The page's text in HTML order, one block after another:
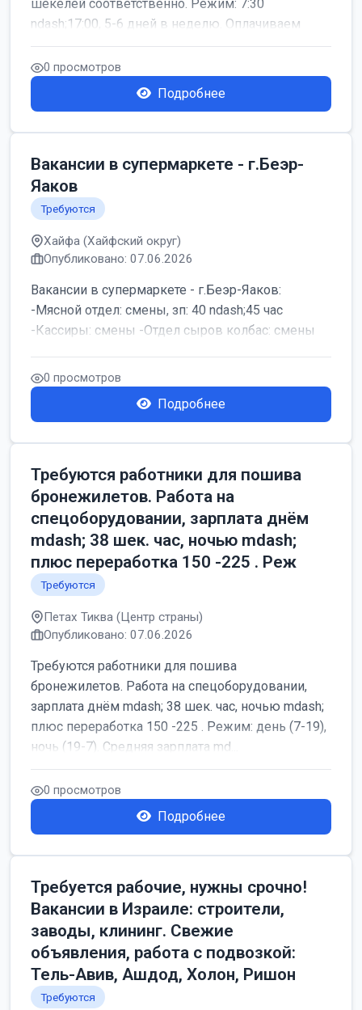
шекелей соответственно. Режим: 7:30
ndash;17:00, 5-6 дней в неделю. Оплачиваем
дор...
0 просмотров
Подробнее
Вакансии в супермаркете - г.Беэр-
Яаков
Требуются
Хайфа (Хайфский округ)
Опубликовано: 07.06.2026
Вакансии в супермаркете - г.Беэр-Яаков:
-Мясной отдел: смены, зп: 40 ndash;45 час
-Кассиры: смены -Отдел сыров колбас: смены
0 просмотров
Подробнее
Требуются работники для пошива
бронежилетов. Работа на
спецоборудовании, зарплата днём
mdash; 38 шек. час, ночью mdash;
плюс переработка 150 -225 . Реж
Требуются
Петах Тиква (Центр страны)
Опубликовано: 07.06.2026
Требуются работники для пошива
бронежилетов. Работа на спецоборудовании,
зарплата днём mdash; 38 шек. час, ночью mdash;
плюс переработка 150 -225 . Режим: день (7-19),
ночь (19-7). Средняя зарплата md...
0 просмотров
Подробнее
Требуется рабочие, нужны срочно!
Вакансии в Израиле: строители,
заводы, клининг. Свежие
объявления, работа с подвозкой:
Тель-Авив, Ашдод, Холон, Ришон
Требуются